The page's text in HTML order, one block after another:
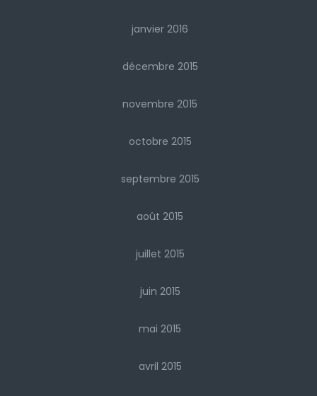
janvier 2016
décembre 2015
novembre 2015
octobre 2015
septembre 2015
août 2015
juillet 2015
juin 2015
mai 2015
avril 2015